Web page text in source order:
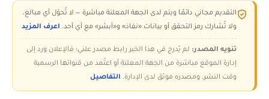
التقديم مجاني دائمًا ويتم لدى الجهة المعلنة مباشرة — لا تُحوّل أي مبالغ،
ولا تُشارك رمز التحقق أو بيانات «نفاذ» و«أبشر» مع أي أحد. اعرف المزيد
تنويه المصدر: لم يُدرج في هذا الخبر رابط مصدر علني؛ فالإعلان ورد إلى
إدارة الموقع مباشرة من الجهة المعلنة أو اعتُمد من قنواتها الرسمية
وقت النشر، ومصدره موثق لدى الإدارة. التفاصيل